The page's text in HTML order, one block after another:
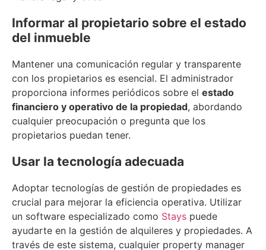
Informar al propietario sobre el estado
del inmueble
Mantener una comunicación regular y transparente
con los propietarios es esencial. El administrador
proporciona informes periódicos sobre el estado
financiero y operativo de la propiedad, abordando
cualquier preocupación o pregunta que los
propietarios puedan tener.
Usar la tecnología adecuada
Adoptar tecnologías de gestión de propiedades es
crucial para mejorar la eficiencia operativa. Utilizar
un software especializado como Stays puede
ayudarte en la gestión de alquileres y propiedades. A
través de este sistema, cualquier property manager